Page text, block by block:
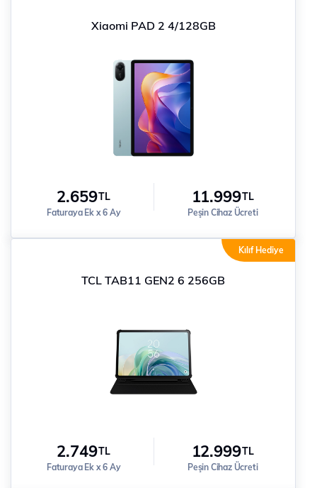
Xiaomi PAD 2 4/128GB
2.659TL
Faturaya Ek x 6 Ay
11.999TL
Peşin Cihaz Ücreti
Kılıf Hediye
TCL TAB11 GEN2 6 256GB
2.749TL
Faturaya Ek x 6 Ay
12.999TL
Peşin Cihaz Ücreti